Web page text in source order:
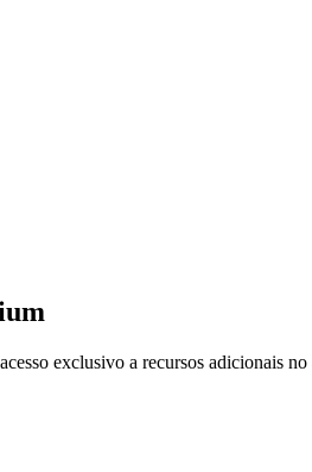
exclusivo a recursos adicionais